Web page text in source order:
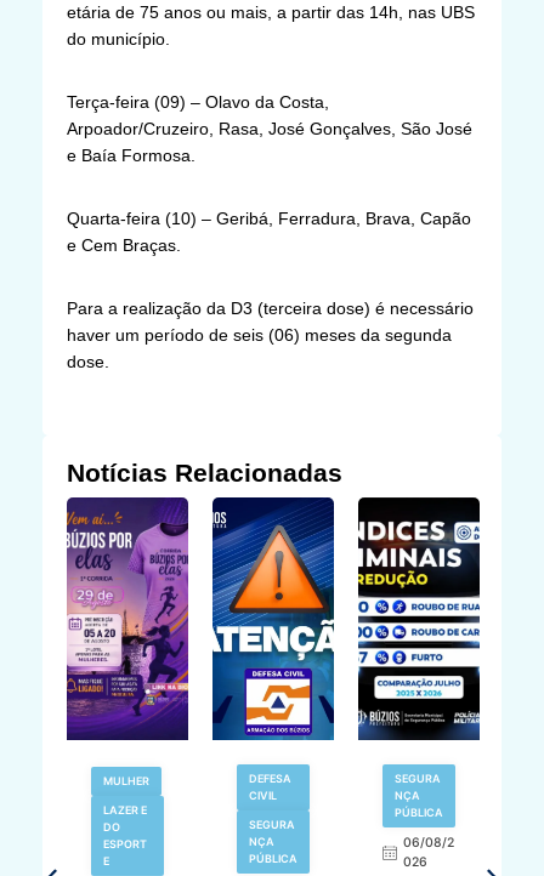
etária de 75 anos ou mais, a partir das 14h, nas UBS
do município.
Terça-feira (09) – Olavo da Costa,
Arpoador/Cruzeiro, Rasa, José Gonçalves, São José
e Baía Formosa.
Quarta-feira (10) – Geribá, Ferradura, Brava, Capão
e Cem Braças.
Para a realização da D3 (terceira dose) é necessário
haver um período de seis (06) meses da segunda
dose.
Notícias Relacionadas
MULHER
LAZER E
DO
ESPORT
E
DEFESA
CIVIL
SEGURA
NÇA
PÚBLICA
SEGURA
NÇA
PÚBLICA
06/08/2
026